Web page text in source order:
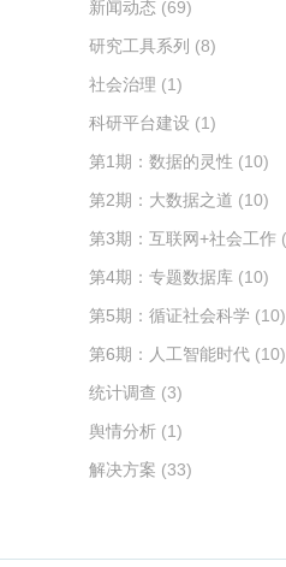
新闻动态 (69)
研究工具系列 (8)
社会治理 (1)
科研平台建设 (1)
第1期：数据的灵性 (10)
第2期：大数据之道 (10)
第3期：互联网+社会工作
第4期：专题数据库 (10)
第5期：循证社会科学 (10)
第6期：人工智能时代 (10)
统计调查 (3)
舆情分析 (1)
解决方案 (33)